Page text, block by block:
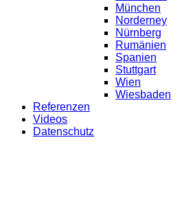
München
Norderney
Nürnberg
Rumänien
Spanien
Stuttgart
Wien
Wiesbaden
Referenzen
Videos
Datenschutz